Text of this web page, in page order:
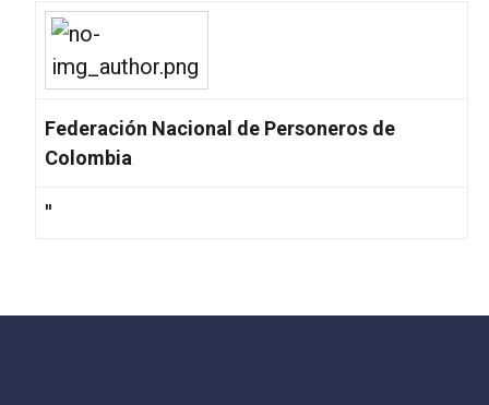
Federación Nacional de Personeros de
Colombia
''